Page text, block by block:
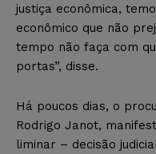
justiça econômica,
econômico que não
tempo não faça com
portas”, disse.
Há poucos dias, o
Rodrigo Janot,
liminar – decisão